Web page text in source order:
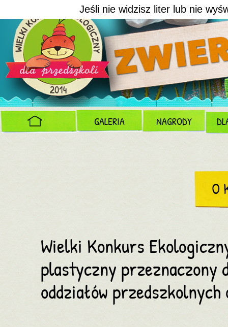
GALERIA NAGRODY
Wielki Konkurs
plastyczny przeznaczony
oddziałów
Jeśli nie widzisz liter lub nie